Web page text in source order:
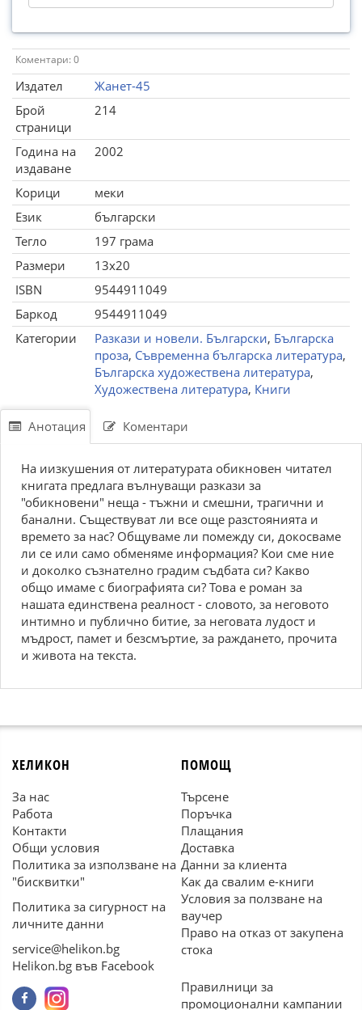
Коментари: 0
Издател
Жанет-45
Брой
страници
214
Година на
издаване
2002
Корици
меки
Език
български
Тегло
197 грама
Размери
13x20
ISBN
9544911049
Баркод
9544911049
Категории
Разкази и новели. Български, Българска
проза, Съвременна българска литература,
Българска художествена литература,
Художествена литература, Книги
Анотация Коментари
На иизкушения от литературата обикновен читател
книгата предлага вълнуващи разкази за
"обикновени" неща - тъжни и смешни, трагични и
банални. Съществуват ли все още разстоянията и
времето за нас? Общуваме ли помежду си, докосваме
ли се или само обменяме информация? Кои сме ние
и доколко съзнателно градим съдбата си? Какво
общо имаме с биографията си? Това е роман за
нашата единствена реалност - словото, за неговото
интимно и публично битие, за неговата лудост и
мъдрост, памет и безсмъртие, за раждането, прочита
и живота на текста.
ХЕЛИКОН
За нас
Работа
Контакти
Общи условия
Политика за използване на
"бисквитки"
Политика за сигурност на
личните данни
service@helikon.bg
Helikon.bg във Facebook
ПОМОЩ
Търсене
Поръчка
Плащания
Доставка
Данни за клиента
Как да свалим е-книги
Условия за ползване на
ваучер
Право на отказ от закупена
стока
Правилници за
промоционални кампании